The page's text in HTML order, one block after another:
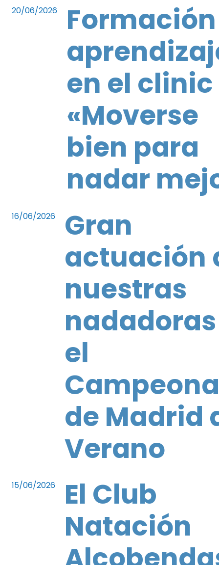
20/06/2026
en el clinic
«Moverse
bien para
nadar
16/06/2026
Gran
actuación
nuestras
el
de Madrid
Verano
15/06/2026
El Club
Natación